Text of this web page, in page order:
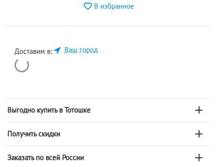
В избранное
Доставим в: Ваш город
Выгодно купить в Тотошке
Получить скидки
Заказать по всей России